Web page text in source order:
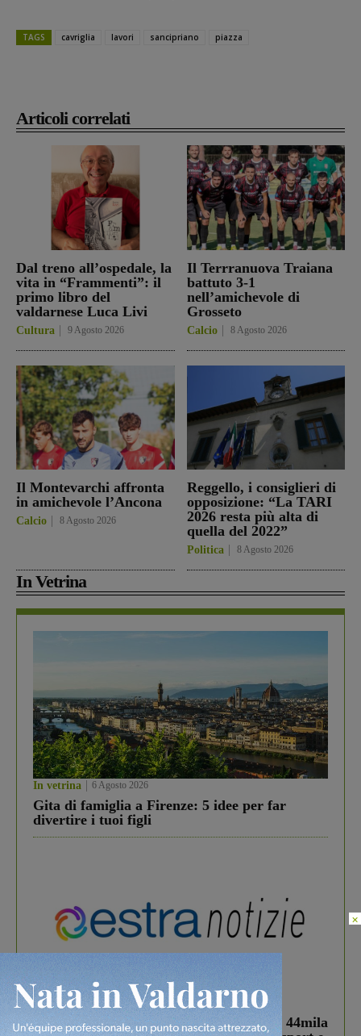
Articoli correlati
Dal treno all’ospedale, la
vita in “Frammenti”: il
primo libro del
valdarnese Luca Livi
Cultura 9 Agosto 2026
Il Terrranuova Traiana
battuto 3-1
nell’amichevole di
Grosseto
Calcio 8 Agosto 2026
Il Montevarchi affronta
in amichevole l’Ancona
Calcio 8 Agosto 2026
Reggello, i consiglieri di
opposizione: “La TARI
2026 resta più alta di
quella del 2022”
Politica 8 Agosto 2026
In Vetrina
In vetrina 6 Agosto 2026
Gita di famiglia a Firenze: 5 idee per far
divertire i tuoi figli
In vetrina 3 Agosto 2026
Estra Notizie agosto: Smart Cities, oltre 44mila
TAGS cavriglia lavori sancipriano piazza
×